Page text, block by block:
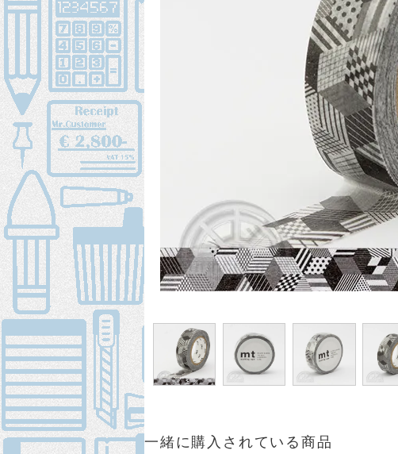
一緒に購入されている商品